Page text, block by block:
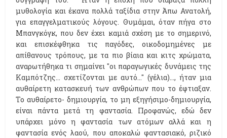
µυθολογία και έκανα πολλά ταξίδια στην Άπω Ανατολή,
για επαγγελµατικούς λόγους. Θυµάµαι, όταν πήγα στο
Μπανγκόγκ, που δεν έχει καµιά σχέση µε το σηµερινό,
και επισκέφθηκα τις παγόδες, οικοδοµηµένες µε
απίθανους τρόπους, µε τα πιο βίαια και κιτς χρώµατα,
αναρωτήθηκα τι σηµαίνει "οι παραγωγικές δυνάµεις της
Καµπότζης... σχετίζονται µε αυτό..." (γέλια)..., ήταν µια
αυθαίρετη κατασκευή των ανθρώπων που το έφτιαξαν.
Το αυθαίρετο- δηµιουργία, το µη εξηγήσιµο-δηµιουργία,
είναι πάντα µετά τη φαντασία. Προφανώς, εδώ δεν
υπάρχει µόνο η φαντασία των ατόµων αλλά και η
φαντασία ενός λαού, που αποκαλώ φαντασιακό, ριζικό